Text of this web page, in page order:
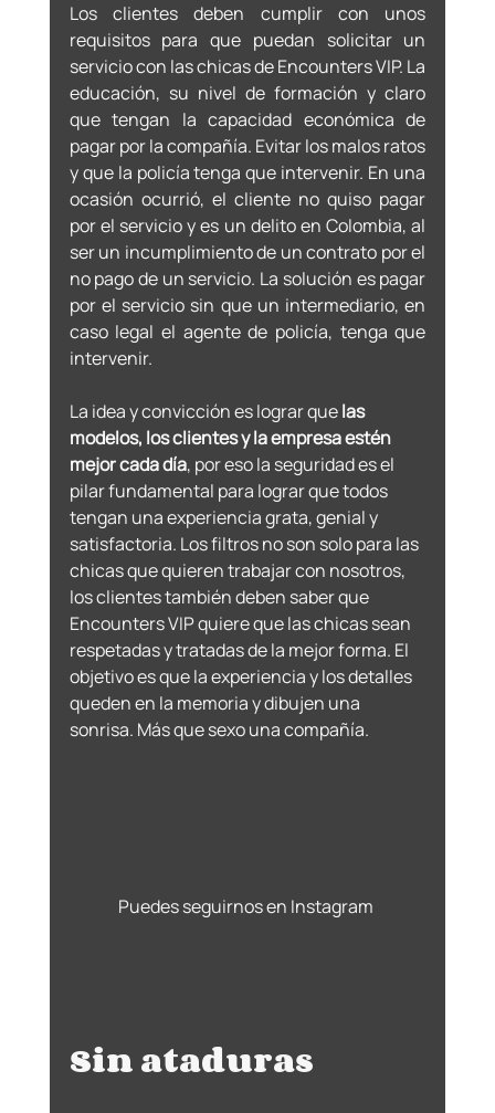
Los clientes deben cumplir con unos
requisitos para que puedan solicitar un
servicio con las chicas de Encounters VIP. La
educación, su nivel de formación y claro
que tengan la capacidad económica de
pagar por la compañía. Evitar los malos ratos
y que la policía tenga que intervenir. En una
ocasión ocurrió, el cliente no quiso pagar
por el servicio y es un delito en Colombia, al
ser un incumplimiento de un contrato por el
no pago de un servicio. La solución es pagar
por el servicio sin que un intermediario, en
caso legal el agente de policía, tenga que
intervenir.
La idea y convicción es lograr que las
modelos, los clientes y la empresa estén
mejor cada día, por eso la seguridad es el
pilar fundamental para lograr que todos
tengan una experiencia grata, genial y
satisfactoria. Los filtros no son solo para las
chicas que quieren trabajar con nosotros,
los clientes también deben saber que
Encounters VIP quiere que las chicas sean
respetadas y tratadas de la mejor forma. El
objetivo es que la experiencia y los detalles
queden en la memoria y dibujen una
sonrisa. Más que sexo una compañía.
Puedes seguirnos en Instagram
Sin ataduras